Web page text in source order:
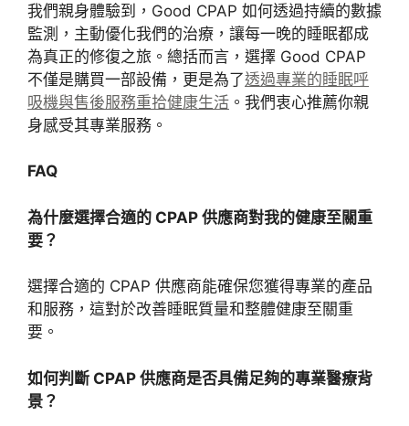
我們親身體驗到，Good CPAP 如何透過持續的數據
監測，主動優化我們的治療，讓每一晚的睡眠都成
為真正的修復之旅。總括而言，選擇 Good CPAP
不僅是購買一部設備，更是為了透過專業的睡眠呼
吸機與售後服務重拾健康生活 。我們衷心推薦你親
身感受其專業服務。
FAQ
為什麼選擇合適的 CPAP 供應商對我的健康至關重
要？
選擇合適的 CPAP 供應商能確保您獲得專業的產品
和服務，這對於改善睡眠質量和整體健康至關重
要。
如何判斷 CPAP 供應商是否具備足夠的專業醫療背
景？